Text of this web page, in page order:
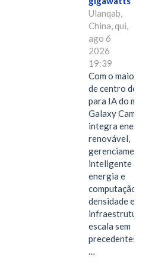
Ulanqab,
China, qui,
ago 6
2026
19:39
Com o maior
de centro de
para IA do
Galaxy Campus
integra energia
renovável,
gerenciamento
inteligente de
energia e
computação de
densidade em
infraestrutura
escala sem
…